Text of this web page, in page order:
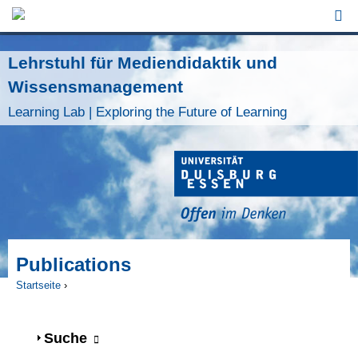
Jump to Navigation
Lehrstuhl für Mediendidaktik und
Wissensmanagement
Learning Lab | Exploring the Future of Learning
Publications
Startseite ›
Anzeigen
Suche